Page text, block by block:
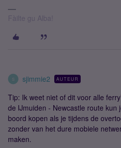
Fàilte gu Alba!
S sjimmie2 AUTEUR
Tip: Ik weet niet of dit voor alle
de IJmuiden - Newcastle route kun
boord kopen als je tijdens de
zonder van het dure mobiele
maken.